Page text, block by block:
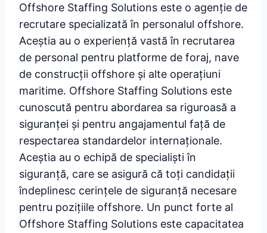
Offshore Staffing Solutions este o agenție de
recrutare specializată în personalul offshore.
Aceștia au o experiență vastă în recrutarea
de personal pentru platforme de foraj, nave
de construcții offshore și alte operațiuni
maritime. Offshore Staffing Solutions este
cunoscută pentru abordarea sa riguroasă a
siguranței și pentru angajamentul față de
respectarea standardelor internaționale.
Aceștia au o echipă de specialiști în
siguranță, care se asigură că toți candidații
îndeplinesc cerințele de siguranță necesare
pentru pozițiile offshore. Un punct forte al
Offshore Staffing Solutions este capacitatea